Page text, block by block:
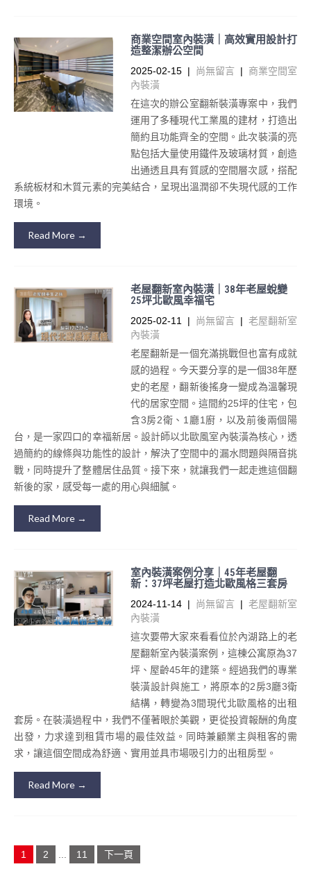
商業空間室內裝潢｜高效實用設計打
造整潔辦公空間
2025-02-15 | 尚無留言 | 商業空間室
內裝潢
在這次的辦公室翻新裝潢專案中，我們
運用了多種現代工業風的建材，打造出
簡約且功能齊全的空間。此次裝潢的亮
點包括大量使用鐵件及玻璃材質，創造
出通透且具有質感的空間層次感，搭配
系統板材和木質元素的完美結合，呈現出溫潤卻不失現代感的工作
環境。
Read More →
老屋翻新室內裝潢｜38年老屋蛻變
25坪北歐風幸福宅
2025-02-11 | 尚無留言 | 老屋翻新室
內裝潢
老屋翻新是一個充滿挑戰但也富有成就
感的過程。今天要分享的是一個38年歷
史的老屋，翻新後搖身一變成為溫馨現
代的居家空間。這間約25坪的住宅，包
含3房2衛、1廳1廚，以及前後兩個陽
台，是一家四口的幸福新居。設計師以北歐風室內裝潢為核心，透
過簡約的線條與功能性的設計，解決了空間中的漏水問題與隔音挑
戰，同時提升了整體居住品質。接下來，就讓我們一起走進這個翻
新後的家，感受每一處的用心與細膩。
Read More →
室內裝潢案例分享｜45年老屋翻
新：37坪老屋打造北歐風格三套房
2024-11-14 | 尚無留言 | 老屋翻新室
內裝潢
這次要帶大家來看看位於內湖路上的老
屋翻新室內裝潢案例，這棟公寓原為37
坪、屋齡45年的建築。經過我們的專業
裝潢設計與施工，將原本的2房3廳3衛
結構，轉變為3間現代北歐風格的出租
套房。在裝潢過程中，我們不僅著眼於美觀，更從投資報酬的角度
出發，力求達到租賃市場的最佳效益。同時兼顧業主與租客的需
求，讓這個空間成為舒適、實用並具市場吸引力的出租房型。
Read More →
文
章
1 2 11 下一頁